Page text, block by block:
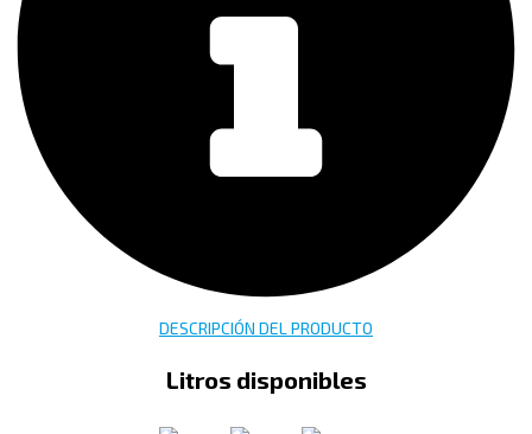
DESCRIPCIÓN DEL PRODUCTO
Litros disponibles